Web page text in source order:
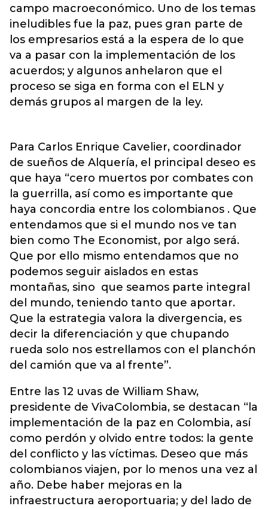
campo macroeconómico. Uno de los temas
ineludibles fue la paz, pues gran parte de
los empresarios está a la espera de lo que
va a pasar con la implementación de los
acuerdos; y algunos anhelaron que el
proceso se siga en forma con el ELN y
demás grupos al margen de la ley.
Para Carlos Enrique Cavelier, coordinador
de sueños de Alquería, el principal deseo es
que haya “cero muertos por combates con
la guerrilla, así como es importante que
haya concordia entre los colombianos . Que
entendamos que si el mundo nos ve tan
bien como The Economist, por algo será.
Que por ello mismo entendamos que no
podemos seguir aislados en estas
montañas, sino que seamos parte integral
del mundo, teniendo tanto que aportar.
Que la estrategia valora la divergencia, es
decir la diferenciación y que chupando
rueda solo nos estrellamos con el planchón
del camión que va al frente”.
Entre las 12 uvas de William Shaw,
presidente de VivaColombia, se destacan “la
implementación de la paz en Colombia, así
como perdón y olvido entre todos: la gente
del conflicto y las víctimas. Deseo que más
colombianos viajen, por lo menos una vez al
año. Debe haber mejoras en la
infraestructura aeroportuaria; y del lado de